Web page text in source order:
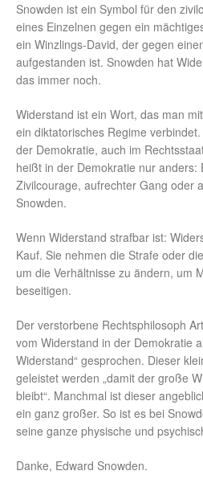
Snowden ist ein Symbol für den
eines Einzelnen gegen ein
ein Winzlings-David, der gegen
aufgestanden ist. Snowden hat
das immer noch.
Widerstand ist ein Wort, das man
ein diktatorisches Regime
der Demokratie, auch im
heißt in der Demokratie nur anders:
Zivilcourage, aufrechter Gang oder
Snowden.
Wenn Widerstand strafbar ist:
Kauf. Sie nehmen die Strafe oder
um die Verhältnisse zu ändern, um
beseitigen.
Der verstorbene Rechtsphilosoph
vom Widerstand in der Demokratie
Widerstand“ gesprochen. Dieser
geleistet werden „damit der große
bleibt“. Manchmal ist dieser
ein ganz großer. So ist es bei
seine ganze physische und
Danke, Edward Snowden.